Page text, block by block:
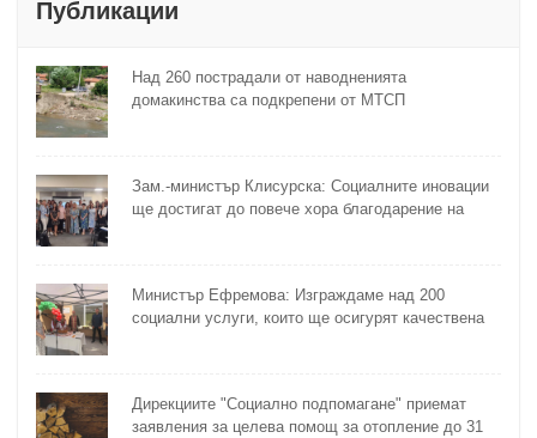
Публикации
Над 260 пострадали от наводненията
домакинства са подкрепени от МТСП
Зам.-министър Клисурска: Социалните иновации
ще достигат до повече хора благодарение на
Министър Ефремова: Изграждаме над 200
социални услуги, които ще осигурят качествена
Дирекциите "Социално подпомагане" приемат
заявления за целева помощ за отопление до 31